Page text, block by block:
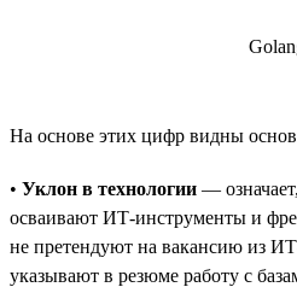
На основе этих цифр видны
• Уклон в технологии —
осваивают ИТ-инструменты и
не претендуют на вакансию из
указывают в резюме работу с